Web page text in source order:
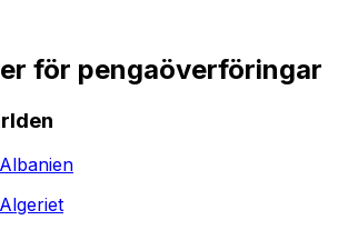
för pengaöverföringar
Albanien
Algeriet